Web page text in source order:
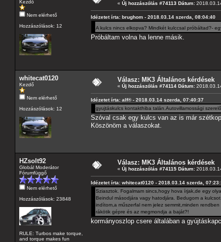
Kezdő
Nem elérhető
Hozzászólások: 12
« Új hozzászólás #74113 Dátum:
Idézetet írta: brughom - 2018.03.14 szerda, 08:04:40
A kulcs nincs elkopva? Mindkét kulccsal próbáltad?-
Próbáltam volna ha lenne másik.
whitecat0120
Kezdő
Nem elérhető
Hozzászólások: 12
Válasz: MK3 Általános kérdések
« Új hozzászólás #74114 Dátum:
Idézetet írta: alf® - 2018.03.14 szerda, 07:40:37
gyujtáskulcs kontakthiba talán.Autovillamossági
Szóval csak egy kulcs van az is már
Köszönöm a válaszokat.
HZsolt92
Globál Moderátor
Fórumfüggő
Nem elérhető
Hozzászólások: 23848
RULE: Turbos make torque,
and torque makes fun
Válasz: MK3 Általános kérdések
« Új hozzászólás #74115 Dátum:
Idézetet írta: whitecat0120 - 2018.03.14 szerda,
Sziasztok. Fogalmam sincs,hogy hova írjak,de egy
Beindul másodjára vagy hatodjára. Bedugom a
indítom,a műszerfal nem jelez semmit,minden
rákötik gépre és az megmondja a baját?!
kormányoszlop csere általában a